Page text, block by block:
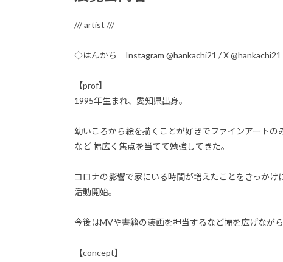
/// artist ///
◇はんかち Instagram @hankachi21 / X @hankachi21
【prof】
1995年生まれ、愛知県出身。
幼いころから絵を描くことが好きでファインアート
など 幅広く焦点を当てて勉強してきた。
コロナの影響で家にいる時間が増えたことをきっか
活動開始。
今後はMVや書籍の装画を担当するなど幅を広げなが
【concept】